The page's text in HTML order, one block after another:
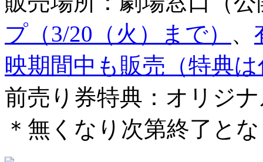
プ（3/20（火）まで） 、
映期間中も販売（特典
前売り券特典：オリジ
＊無くなり次第終了と